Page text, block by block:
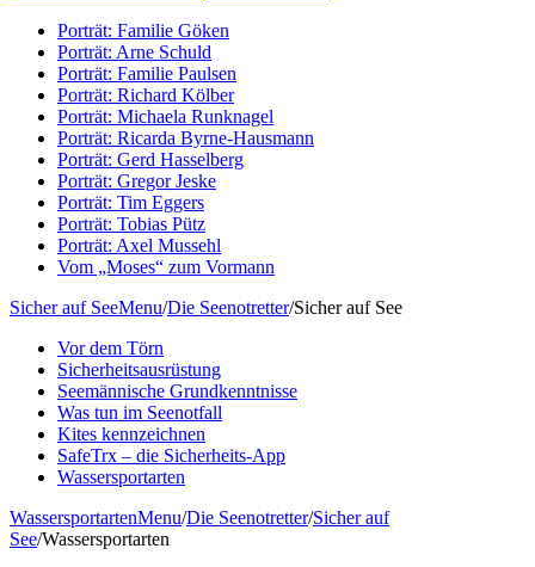
Porträt: Familie Göken
Porträt: Arne Schuld
Porträt: Familie Paulsen
Porträt: Richard Kölber
Porträt: Michaela Runknagel
Porträt: Ricarda Byrne-Hausmann
Porträt: Gerd Hasselberg
Porträt: Gregor Jeske
Porträt: Tim Eggers
Porträt: Tobias Pütz
Porträt: Axel Mussehl
Vom „Moses“ zum Vormann
Sicher auf SeeMenu/Die Seenotretter/Sicher auf See
Vor dem Törn
Sicherheitsausrüstung
Seemännische Grundkenntnisse
Was tun im Seenotfall
Kites kennzeichnen
SafeTrx – die Sicherheits-App
Wassersportarten
WassersportartenMenu/Die Seenotretter/Sicher auf
See/Wassersportarten